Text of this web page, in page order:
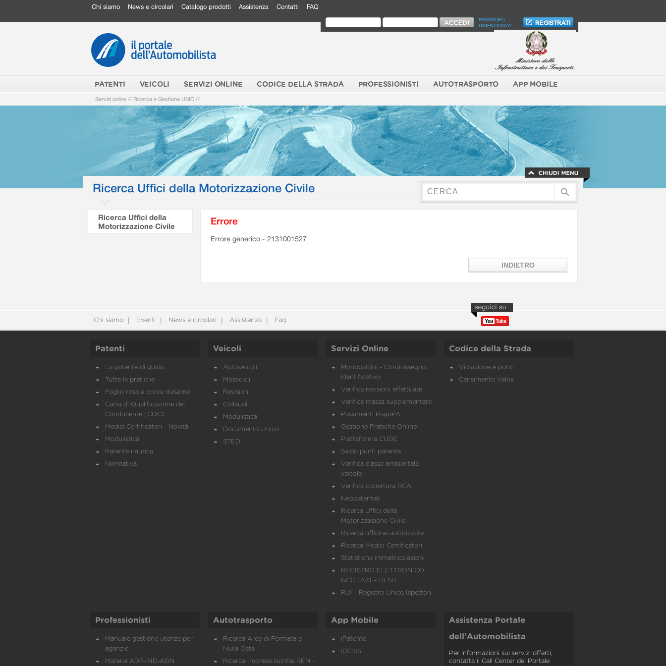
Chi siamo News e circolari Catalogo prodotti Assistenza Contatti FAQ
PASSWORD
DIMENTICATA?
PATENTI VEICOLI SERVIZI ONLINE CODICE DELLA STRADA PROFESSIONISTI AUTOTRASPORTO APP MOBILE
Servizi online // Ricerca e Gestione UMC //
Ricerca Uffici della Motorizzazione Civile
Ricerca Uffici della
Motorizzazione Civile
Errore
Errore generico - 2131001527
Chi siamo Eventi News e circolari Assistenza Faq
Patenti
La patente di guida
Tutte le pratiche
Foglio rosa e prove d’esame
Carta di Qualificazione del
Conducente (CQC)
Medici Certificatori - Novità
Modulistica
Patente nautica
Normativa
Veicoli
Autoveicoli
Motocicli
Revisioni
Collaudi
Modulistica
Documento Unico
STED
Servizi Online
Monopattini - Contrassegno
identificativo
Verifica revisioni effettuate
Verifica massa supplementare
Pagamenti PagoPA
Gestione Pratiche Online
Piattaforma CUDE
Saldo punti patente
Verifica classe ambientale
veicolo
Verifica copertura RCA
Neopatentati
Ricerca Uffici della
Motorizzazione Civile
Ricerca officine autorizzate
Ricerca Medici Certificatori
Statistiche immatricolazioni
REGISTRO ELETTRONICO
NCC TAXI – RENT
RUI - Registro Unico Ispettori
Codice della Strada
Violazione e punti
Censimento Velox
Professionisti
Manuale gestione utenze per
agenzie
Materia ADR-RID-ADN
Autotrasporto
Ricerca Aree di Fermata e
Nulla Osta
Ricerca Imprese Iscritte REN -
App Mobile
iPatente
iCCISS
Assistenza Portale
dell'Automobilista
Per informazioni sui servizi offerti,
contatta il Call Center del Portale